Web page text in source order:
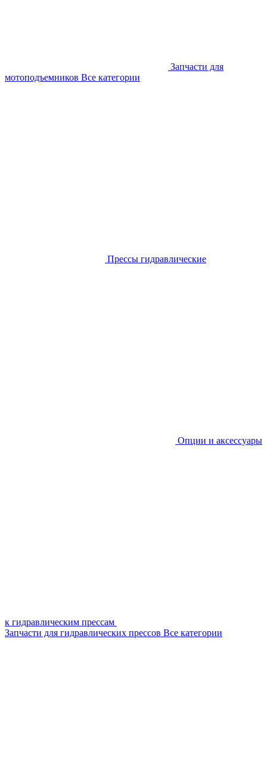
Запчасти для
мотоподъемников Все категории
Прессы гидравлические
Опции и аксессуары
к гидравлическим прессам
Запчасти для гидравлических прессов Все категории